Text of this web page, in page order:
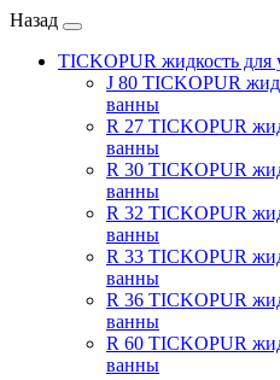
Назад
TICKOPUR жидкость для
J 80 TICKOPUR
ванны
R 27 TICKOPUR
ванны
R 30 TICKOPUR
ванны
R 32 TICKOPUR
ванны
R 33 TICKOPUR
ванны
R 36 TICKOPUR
ванны
R 60 TICKOPUR
ванны